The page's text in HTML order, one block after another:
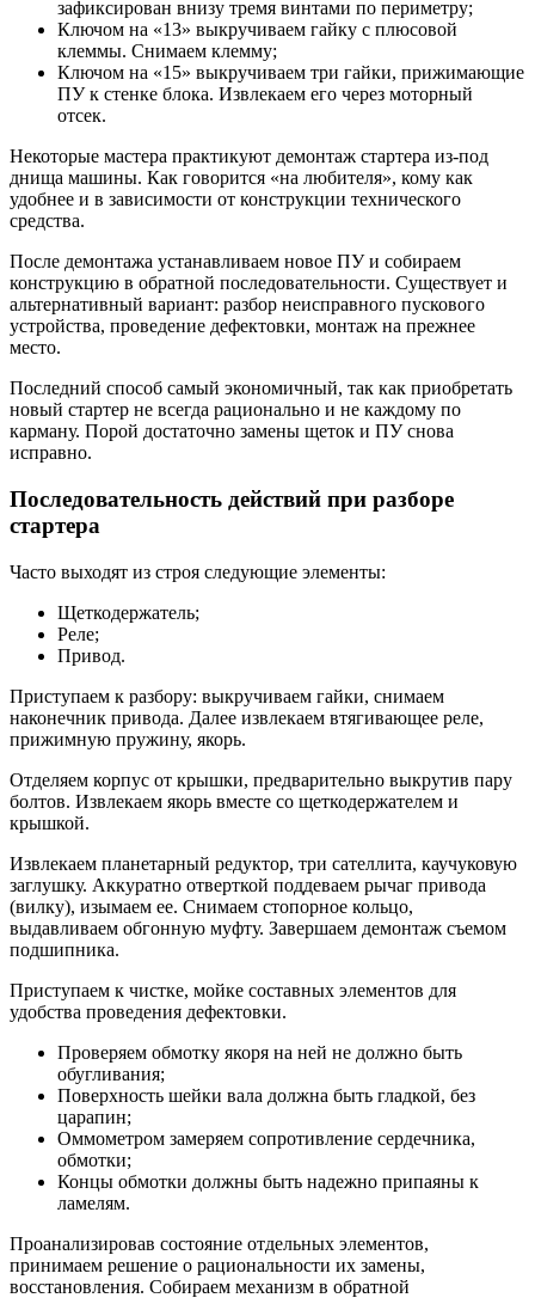
зафиксирован внизу тремя винтами по периметру;
Ключом на «13» выкручиваем гайку с плюсовой
клеммы. Снимаем клемму;
Ключом на «15» выкручиваем три гайки, прижимающие
ПУ к стенке блока. Извлекаем его через моторный
отсек.
Некоторые мастера практикуют демонтаж стартера из-под
днища машины. Как говорится «на любителя», кому как
удобнее и в зависимости от конструкции технического
средства.
После демонтажа устанавливаем новое ПУ и собираем
конструкцию в обратной последовательности. Существует и
альтернативный вариант: разбор неисправного пускового
устройства, проведение дефектовки, монтаж на прежнее
место.
Последний способ самый экономичный, так как приобретать
новый стартер не всегда рационально и не каждому по
карману. Порой достаточно замены щеток и ПУ снова
исправно.
Последовательность действий при разборе
стартера
Часто выходят из строя следующие элементы:
Щеткодержатель;
Реле;
Привод.
Приступаем к разбору: выкручиваем гайки, снимаем
наконечник привода. Далее извлекаем втягивающее реле,
прижимную пружину, якорь.
Отделяем корпус от крышки, предварительно выкрутив пару
болтов. Извлекаем якорь вместе со щеткодержателем и
крышкой.
Извлекаем планетарный редуктор, три сателлита, каучуковую
заглушку. Аккуратно отверткой поддеваем рычаг привода
(вилку), изымаем ее. Снимаем стопорное кольцо,
выдавливаем обгонную муфту. Завершаем демонтаж съемом
подшипника.
Приступаем к чистке, мойке составных элементов для
удобства проведения дефектовки.
Проверяем обмотку якоря на ней не должно быть
обугливания;
Поверхность шейки вала должна быть гладкой, без
царапин;
Оммометром замеряем сопротивление сердечника,
обмотки;
Концы обмотки должны быть надежно припаяны к
ламелям.
Проанализировав состояние отдельных элементов,
принимаем решение о рациональности их замены,
восстановления. Собираем механизм в обратной